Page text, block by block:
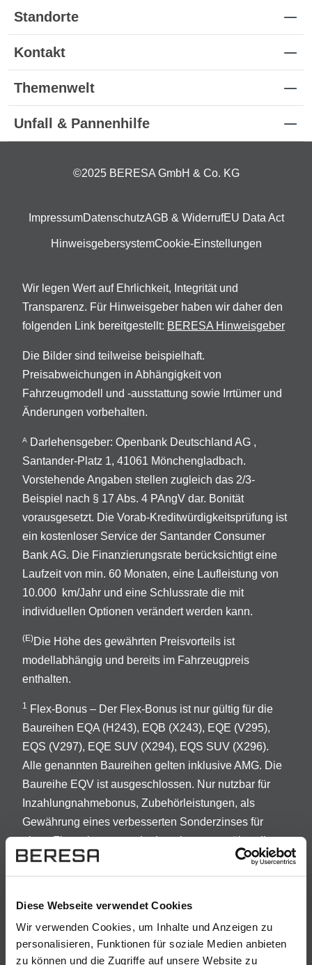
Diese Webseite verwendet Cookies
Wir verwenden Cookies, um Inhalte und Anzeigen zu
personalisieren, Funktionen für soziale Medien anbieten
zu können und die Zugriffe auf unsere Website zu
Standorte
Kontakt
Themenwelt
Unfall & Pannenhilfe
©2025 BERESA GmbH & Co. KG
ImpressumDatenschutzAGB & WiderrufEU Data Act
HinweisgebersystemCookie-Einstellungen
Wir legen Wert auf Ehrlichkeit, Integrität und
Transparenz. Für Hinweisgeber haben wir daher den
folgenden Link bereitgestellt: BERESA Hinweisgeber
Die Bilder sind teilweise beispielhaft.
Preisabweichungen in Abhängigkeit von
Fahrzeugmodell und -ausstattung sowie Irrtümer und
Änderungen vorbehalten.
A
Darlehensgeber: Openbank Deutschland AG ,
Santander-Platz 1, 41061 Mönchengladbach.
Vorstehende Angaben stellen zugleich das 2/3-
Beispiel nach § 17 Abs. 4 PAngV dar. Bonität
vorausgesetzt. Die Vorab-Kreditwürdigkeitsprüfung ist
ein kostenloser Service der Santander Consumer
Bank AG. Die Finanzierungsrate berücksichtigt eine
Laufzeit von min. 60 Monaten, eine Laufleistung von
10.000 km/Jahr und eine Schlussrate die mit
individuellen Optionen verändert werden kann.
(E)Die Höhe des gewährten Preisvorteils ist
modellabhängig und bereits im Fahrzeugpreis
enthalten.
1 Flex-Bonus – Der Flex-Bonus ist nur gültig für die
Baureihen EQA (H243), EQB (X243), EQE (V295),
EQS (V297), EQE SUV (X294), EQS SUV (X296).
Alle genannten Baureihen gelten inklusive AMG. Die
Baureihe EQV ist ausgeschlossen. Nur nutzbar für
Inzahlungnahmebonus, Zubehörleistungen, als
Gewährung eines verbesserten Sonderzinses für
einen Finanzierungs- oder Leasingvertrag über die
Mercedes-Benz Mobility AG bzw. Mercedes-Benz
Leasing GmbH, Gewährung eines Guthabens für das
Bonus gilt für Kaufvertragsabschlüsse vom